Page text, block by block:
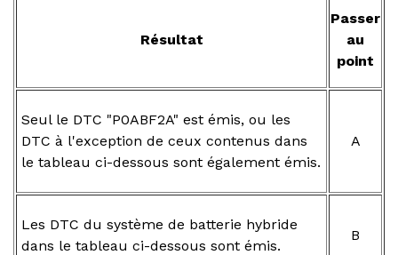
Résultat
Passer
au
point
Seul le DTC "P0ABF2A" est émis, ou les
DTC à l'exception de ceux contenus dans
le tableau ci-dessous sont également émis.
A
Les DTC du système de batterie hybride
dans le tableau ci-dessous sont émis.
B